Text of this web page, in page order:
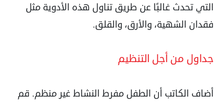
التي تحدث غالبًا عن طريق تناول هذه الأدوية مثل
فقدان الشهية، والأرق، والقلق.
جداول من أجل التنظيم
أضاف الكاتب أن الطفل مفرط النشاط غير منظم. قم